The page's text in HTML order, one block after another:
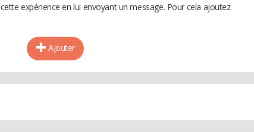
expérience en lui envoyant un message. Pour cela ajoutez
Ajouter